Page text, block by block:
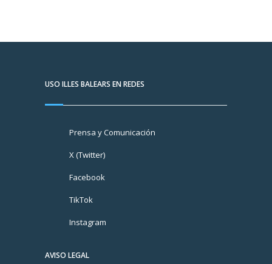
USO ILLES BALEARS EN REDES
Prensa y Comunicación
X (Twitter)
Facebook
TikTok
Instagram
AVISO LEGAL